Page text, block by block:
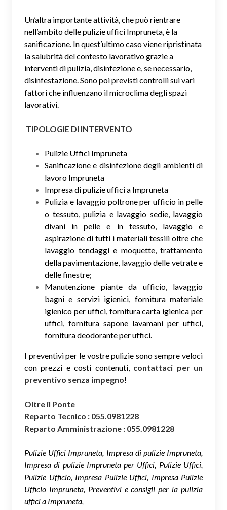
Un’altra importante attività, che può rientrare
nell’ambito delle pulizie uffici Impruneta, è la
sanificazione. In quest’ultimo caso viene ripristinata
la salubrità del contesto lavorativo grazie a
interventi di pulizia, disinfezione e, se necessario,
disinfestazione. Sono poi previsti controlli sui vari
fattori che influenzano il microclima degli spazi
lavorativi.
TIPOLOGIE DI INTERVENTO
Pulizie Uffici Impruneta
Sanificazione e disinfezione degli ambienti di
lavoro Impruneta
Impresa di pulizie uffici a Impruneta
Pulizia e lavaggio poltrone per ufficio in pelle
o tessuto, pulizia e lavaggio sedie, lavaggio
divani in pelle e in tessuto, lavaggio e
aspirazione di tutti i materiali tessili oltre che
lavaggio tendaggi e moquette, trattamento
della pavimentazione, lavaggio delle vetrate e
delle finestre;
Manutenzione piante da ufficio, lavaggio
bagni e servizi igienici, fornitura materiale
igienico per uffici, fornitura carta igienica per
uffici, fornitura sapone lavamani per uffici,
fornitura deodorante per uffici.
I preventivi per le vostre pulizie sono sempre veloci
con prezzi e costi contenuti, contattaci per un
preventivo senza impegno!
Oltre il Ponte
Reparto Tecnico : 055.0981228
Reparto Amministrazione : 055.0981228
Pulizie Uffici Impruneta, Impresa di pulizie Impruneta,
Impresa di pulizie Impruneta per Uffici, Pulizie Uffici,
Pulizie Ufficio, Impresa Pulizie Uffici, Impresa Pulizie
Ufficio Impruneta, Preventivi e consigli per la pulizia
uffici a Impruneta,